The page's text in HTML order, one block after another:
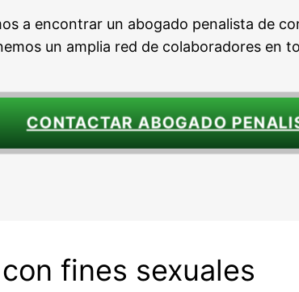
a encontrar un abogado penalista de
un amplia red de colaboradores en
CONTACTAR ABOGADO
fines sexuales